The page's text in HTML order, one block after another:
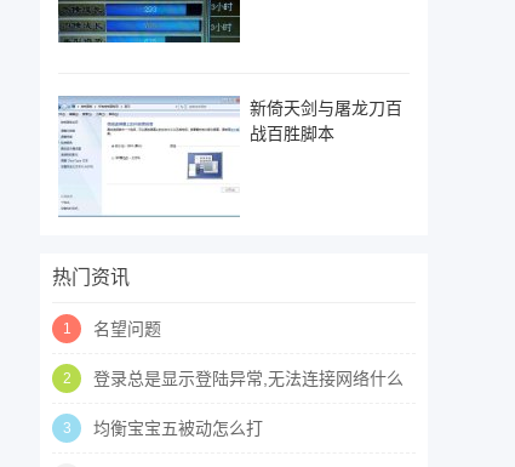
新倚天剑与屠龙刀百
战百胜脚本
热门资讯
1 名望问题
2
登录总是显示登陆异常,无法连接网络什么
原因啊
3 均衡宝宝五被动怎么打